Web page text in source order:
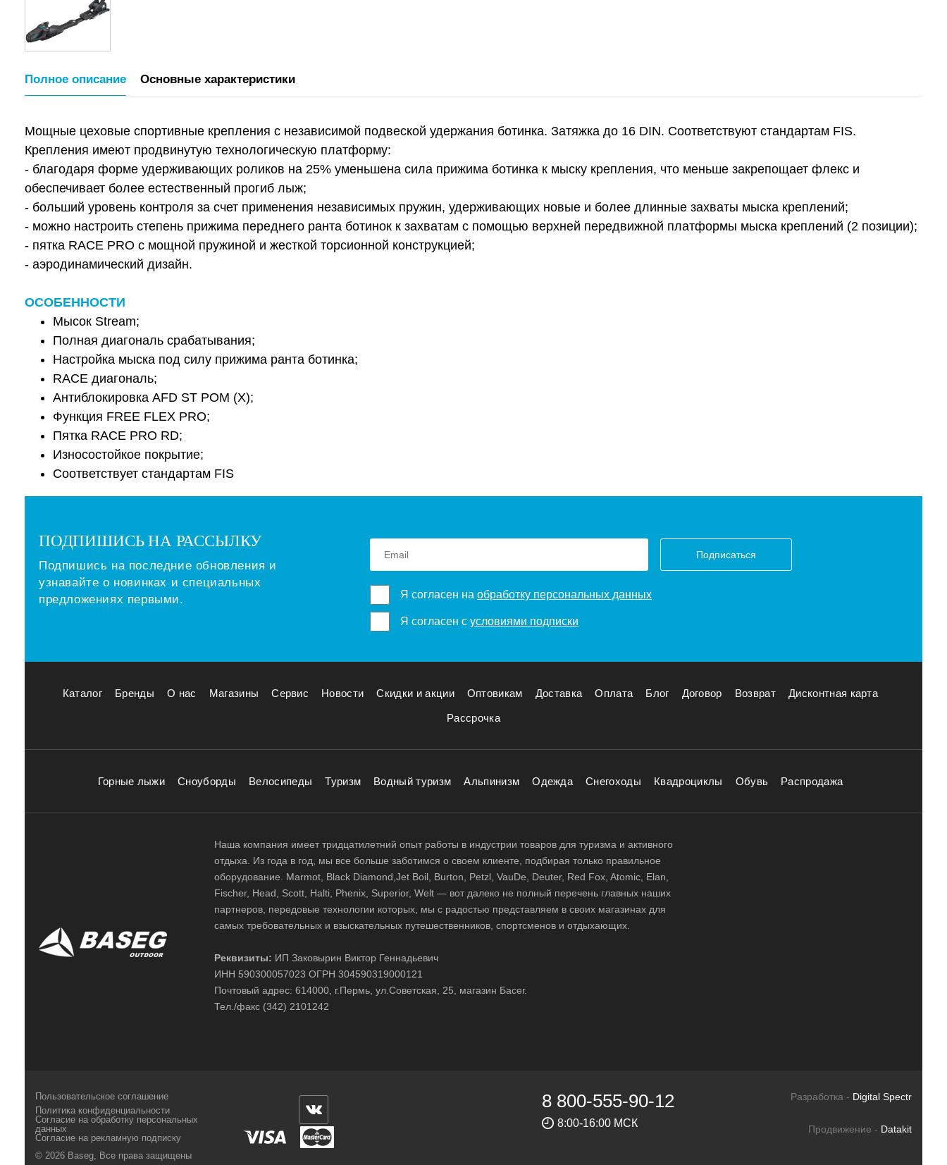
Полное описание Основные характеристики
Мощные цеховые спортивные крепления с независимой подвеской удержания ботинка. Затяжка до 16 DIN. Соответствуют стандартам FIS.
Крепления имеют продвинутую технологическую платформу:
- благодаря форме удерживающих роликов на 25% уменьшена сила прижима ботинка к мыску крепления, что меньше закрепощает флекс и
обеспечивает более естественный прогиб лыж;
- больший уровень контроля за счет применения независимых пружин, удерживающих новые и более длинные захваты мыска креплений;
- можно настроить степень прижима переднего ранта ботинок к захватам с помощью верхней передвижной платформы мыска креплений (2 позиции);
- пятка RACE PRO с мощной пружиной и жесткой торсионной конструкцией;
- аэродинамический дизайн.
ОСОБЕННОСТИ
Мысок Stream;
Полная диагональ срабатывания;
Настройка мыска под силу прижима ранта ботинка;
RACE диагональ;
Антиблокировка AFD ST POM (X);
Функция FREE FLEX PRO;
Пятка RACE PRO RD;
Износостойкое покрытие;
Соответствует стандартам FIS
ПОДПИШИСЬ НА РАССЫЛКУ
Подпишись на последние обновления и
узнавайте о новинках и специальных
предложениях первыми.
Подписаться
Я согласен на обработку персональных данных
Я согласен с условиями подписки
Каталог Бренды О нас Магазины Сервис Новости Скидки и акции Оптовикам Доставка Оплата Блог Договор Возврат Дисконтная карта
Рассрочка
Горные лыжи Сноуборды Велосипеды Туризм Водный туризм Альпинизм Одежда Снегоходы Квадроциклы Обувь Распродажа
Наша компания имеет тридцатилетний опыт работы в индустрии товаров для туризма и активного
отдыха. Из года в год, мы все больше заботимся о своем клиенте, подбирая только правильное
оборудование. Marmot, Black Diamond,Jet Boil, Burton, Petzl, VauDe, Deuter, Red Fox, Atomic, Elan,
Fischer, Head, Scott, Halti, Phenix, Superior, Welt — вот далеко не полный перечень главных наших
партнеров, передовые технологии которых, мы с радостью представляем в своих магазинах для
самых требовательных и взыскательных путешественников, спортсменов и отдыхающих.
Реквизиты: ИП Заковырин Виктор Геннадьевич
ИНН 590300057023 ОГРН 304590319000121
Почтовый адрес: 614000, г.Пермь, ул.Советская, 25, магазин Басег.
Тел./факс (342) 2101242
Пользовательское соглашение
Политика конфиденциальности
Согласие на обработку персональных
данных
Согласие на рекламную подписку
© 2026 Baseg, Все права защищены
8 800-555-90-12
8:00-16:00 МСК
Разработка - Digital Spectr
Продвижение - Datakit